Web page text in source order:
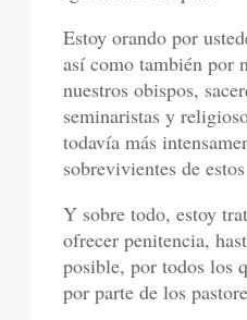
Estoy orando por
así como también por
nuestros obispos,
seminaristas y
todavía más
sobrevivientes de
Y sobre todo, estoy
ofrecer penitencia,
posible, por todos los
por parte de los